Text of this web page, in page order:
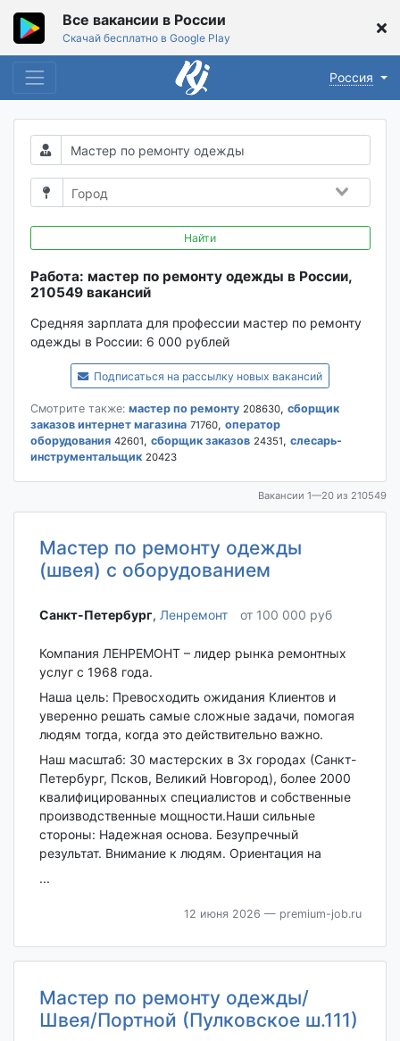
Все вакансии в России
Скачай бесплатно в Google Play
Россия
Найти
Работа: мастер по ремонту одежды в России,
210549 вакансий
Средняя зарплата для профессии мастер по ремонту
одежды в России: 6 000 рублей
Подписаться на рассылку новых вакансий
Смотрите также: мастер по ремонту 208630, сборщик
заказов интернет магазина 71760, оператор
оборудования 42601, сборщик заказов 24351, слесарь-
инструментальщик 20423
Вакансии 1—20 из 210549
Мастер по ремонту одежды
(швея) с оборудованием
Санкт-Петербург‎, Ленремонт от 100 000 руб
Компания ЛЕНРЕМОНТ – лидер рынка ремонтных
услуг с 1968 года.
Наша цель: Превосходить ожидания Клиентов и
уверенно решать самые сложные задачи, помогая
людям тогда, когда это действительно важно.
Наш масштаб: 30 мастерских в 3х городах (Санкт-
Петербург, Псков, Великий Новгород), более 2000
квалифицированных специалистов и собственные
производственные мощности.Наши сильные
стороны: Надежная основа. Безупречный
результат. Внимание к людям. Ориентация на
...
12 июня 2026 — premium-job.ru
Мастер по ремонту одежды/
Швея/Портной (Пулковское ш.111)